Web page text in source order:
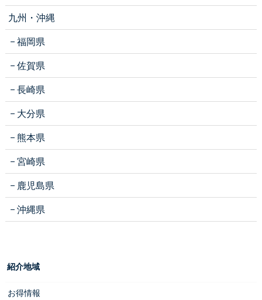
九州・沖縄
福岡県
佐賀県
長崎県
大分県
熊本県
宮崎県
鹿児島県
沖縄県
紹介地域
お得情報